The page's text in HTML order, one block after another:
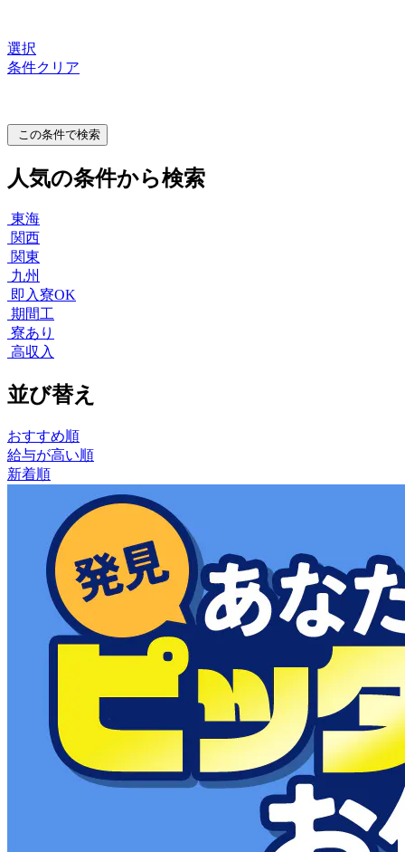
選択
条件クリア
この条件で検索
人気の条件から検索
東海
関西
関東
九州
即入寮OK
期間工
寮あり
高収入
並び替え
おすすめ順
給与が高い順
新着順